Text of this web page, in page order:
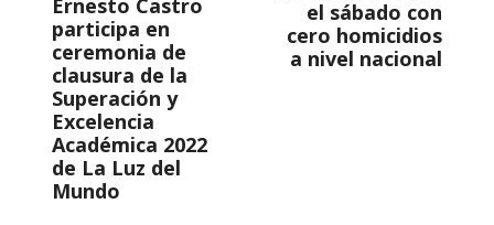
Ernesto Castro
participa en
ceremonia de
clausura de la
Superación y
Excelencia
Académica 2022
de La Luz del
Mundo
el sábado con
cero homicidios
a nivel nacional